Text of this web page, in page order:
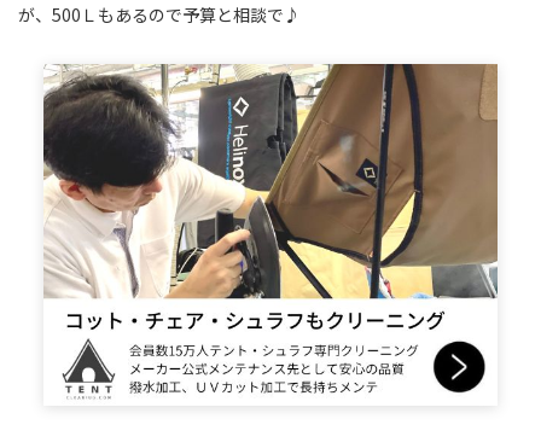
が、500Ｌもあるので予算と相談で♪